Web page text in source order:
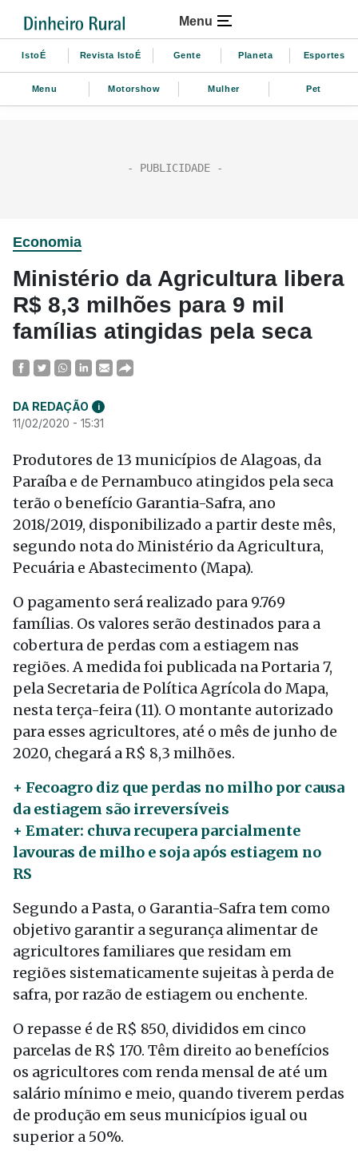
Menu
IstoÉ Revista IstoÉ Gente Planeta Esportes
Menu Motorshow Mulher Pet
Economia
Ministério da Agricultura libera
R$ 8,3 milhões para 9 mil
famílias atingidas pela seca
DA REDAÇÃO i
11/02/2020 - 15:31
Produtores de 13 municípios de Alagoas, da
Paraíba e de Pernambuco atingidos pela seca
terão o benefício Garantia-Safra, ano
2018/2019, disponibilizado a partir deste mês,
segundo nota do Ministério da Agricultura,
Pecuária e Abastecimento (Mapa).
O pagamento será realizado para 9.769
famílias. Os valores serão destinados para a
cobertura de perdas com a estiagem nas
regiões. A medida foi publicada na Portaria 7,
pela Secretaria de Política Agrícola do Mapa,
nesta terça-feira (11). O montante autorizado
para esses agricultores, até o mês de junho de
2020, chegará a R$ 8,3 milhões.
+ Fecoagro diz que perdas no milho por causa
da estiagem são irreversíveis
+ Emater: chuva recupera parcialmente
lavouras de milho e soja após estiagem no
RS
Segundo a Pasta, o Garantia-Safra tem como
objetivo garantir a segurança alimentar de
agricultores familiares que residam em
regiões sistematicamente sujeitas à perda de
safra, por razão de estiagem ou enchente.
O repasse é de R$ 850, divididos em cinco
parcelas de R$ 170. Têm direito ao benefícios
os agricultores com renda mensal de até um
salário mínimo e meio, quando tiverem perdas
de produção em seus municípios igual ou
superior a 50%.